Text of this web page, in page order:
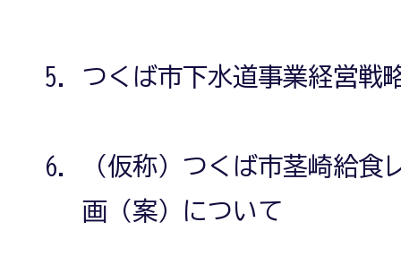
つくば市下水道事業経営戦
（仮称）つくば市茎崎給食
画（案）について